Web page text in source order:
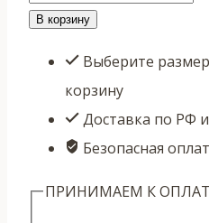
товара
для
волос
большая
В корзину
Выберите
корзину
Доставка по РФ
Безопасная
ПРИНИМАЕМ К